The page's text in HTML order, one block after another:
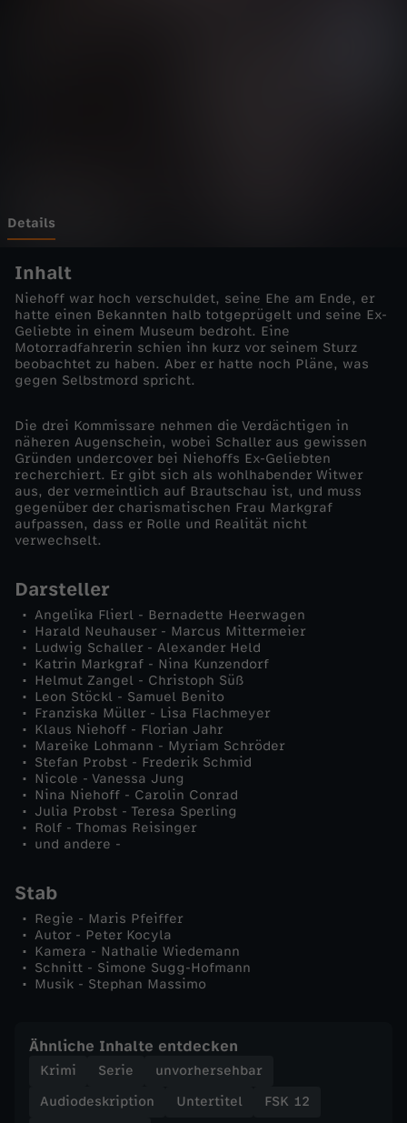
A
s
a
i
o
n
a
l
e
G
'
s
c
h
i
c
h
Details
Inhalt
Niehoff war hoch verschuldet, seine Ehe am Ende, er
hatte einen Bekannten halb totgeprügelt und seine Ex-
Geliebte in einem Museum bedroht. Eine
Motorradfahrerin schien ihn kurz vor seinem Sturz
beobachtet zu haben. Aber er hatte noch Pläne, was
gegen Selbstmord spricht.
Die drei Kommissare nehmen die Verdächtigen in
näheren Augenschein, wobei Schaller aus gewissen
Gründen undercover bei Niehoffs Ex-Geliebten
recherchiert. Er gibt sich als wohlhabender Witwer
aus, der vermeintlich auf Brautschau ist, und muss
gegenüber der charismatischen Frau Markgraf
aufpassen, dass er Rolle und Realität nicht
verwechselt.
Darsteller
Angelika Flierl - Bernadette Heerwagen
Harald Neuhauser - Marcus Mittermeier
Ludwig Schaller - Alexander Held
Katrin Markgraf - Nina Kunzendorf
Helmut Zangel - Christoph Süß
Leon Stöckl - Samuel Benito
Franziska Müller - Lisa Flachmeyer
Klaus Niehoff - Florian Jahr
Mareike Lohmann - Myriam Schröder
Stefan Probst - Frederik Schmid
Nicole - Vanessa Jung
Nina Niehoff - Carolin Conrad
Julia Probst - Teresa Sperling
Rolf - Thomas Reisinger
und andere -
Stab
Regie - Maris Pfeiffer
Autor - Peter Kocyla
Kamera - Nathalie Wiedemann
Schnitt - Simone Sugg-Hofmann
Musik - Stephan Massimo
Ähnliche Inhalte entdecken
Krimi Serie
unvorhersehbar
Audiodeskription
Untertitel
FSK 12